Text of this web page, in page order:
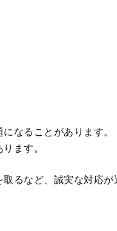
なることがあります。
ます。
るなど、誠実な対応が